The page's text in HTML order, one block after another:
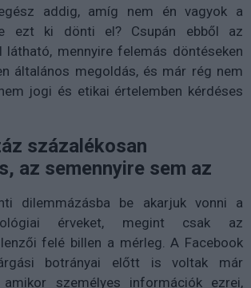
addig, amíg nem én vagyok a
ezt ki dönti el? Csupán ebből az
látható, mennyire felemás döntéseken
általános megoldás, és már rég nem
jogi és etikai értelemben kérdéses
százalékosan
az semennyire sem az
dilemmázásba be akarjuk vonni a
érveket, megint csak az
felé billen a mérleg. A Facebook
botrányai előtt is voltak már
személyes információk ezrei,